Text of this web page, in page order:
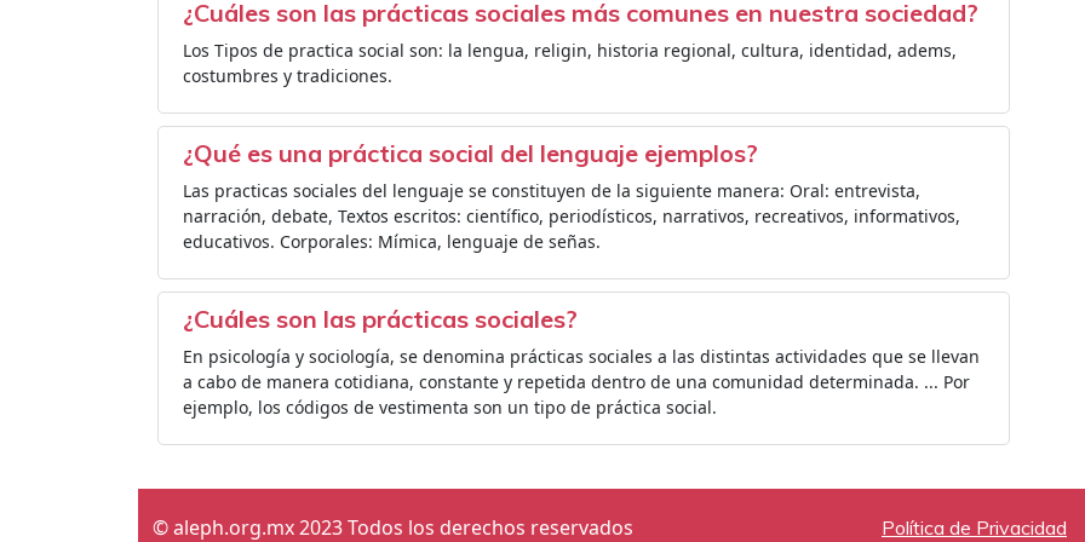
¿Cuáles son las prácticas sociales más comunes en nuestra sociedad?
Los Tipos de practica social son: la lengua, religin, historia regional, cultura, identidad, adems,
costumbres y tradiciones.
¿Qué es una práctica social del lenguaje ejemplos?
Las practicas sociales del lenguaje se constituyen de la siguiente manera: Oral: entrevista,
narración, debate, Textos escritos: científico, periodísticos, narrativos, recreativos, informativos,
educativos. Corporales: Mímica, lenguaje de señas.
¿Cuáles son las prácticas sociales?
En psicología y sociología, se denomina prácticas sociales a las distintas actividades que se llevan
a cabo de manera cotidiana, constante y repetida dentro de una comunidad determinada. ... Por
ejemplo, los códigos de vestimenta son un tipo de práctica social.
© aleph.org.mx 2023 Todos los derechos reservados Política de Privacidad